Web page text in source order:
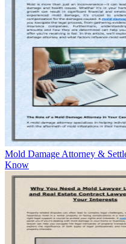
Mold Damage Attorney &
Know